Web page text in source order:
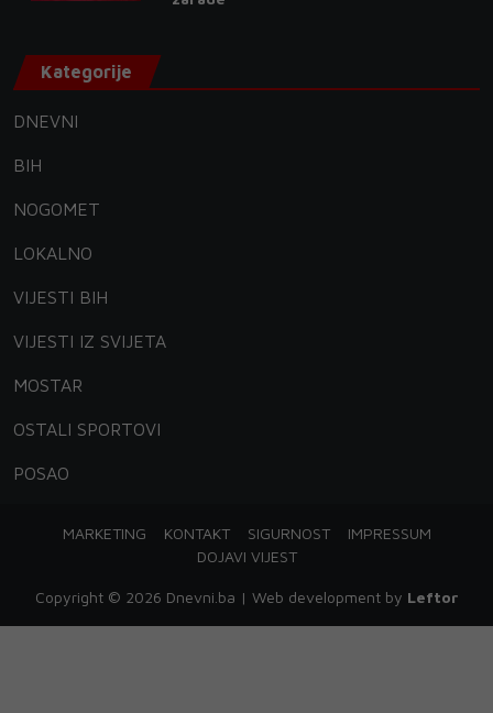
Kategorije
DNEVNI
BIH
NOGOMET
LOKALNO
VIJESTI BIH
VIJESTI IZ SVIJETA
MOSTAR
OSTALI SPORTOVI
POSAO
MARKETING KONTAKT SIGURNOST
IMPRESSUM
DOJAVI VIJEST
Copyright © 2026 Dnevni.ba | Web development by Leftor